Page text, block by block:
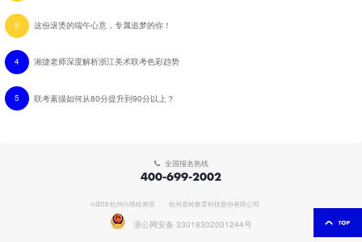
3 这份滚烫的端午心意，专属追梦的你！
4 湘捷老师深度解析浙江美术联考色彩趋势
5 联考素描如何从80分提升到90分以上？
全国报名热线
400-699-2002
©2018 杭州白塔岭画室 杭州君岭教育科技股份有限公司
浙公网安备 33018302001244号